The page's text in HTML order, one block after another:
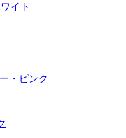
イト
・ピンク